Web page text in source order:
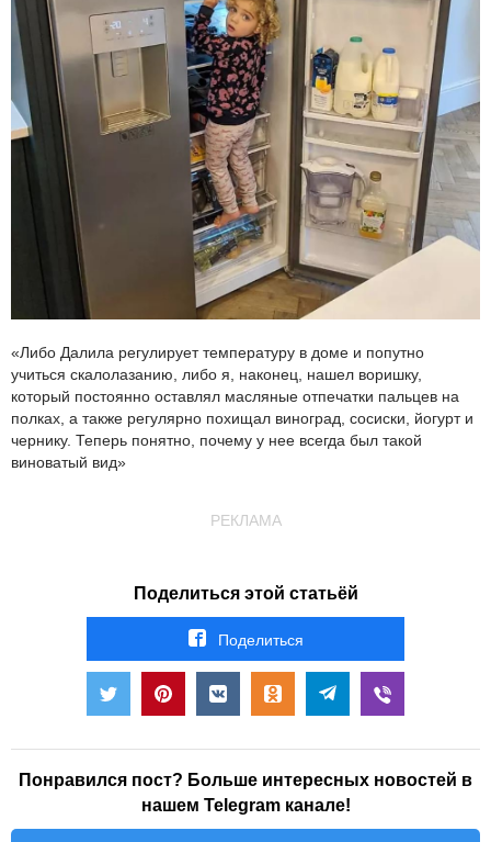
«Либо Далила регулирует температуру в доме и попутно
учиться скалолазанию, либо я, наконец, нашел воришку,
который постоянно оставлял масляные отпечатки пальцев на
полках, а также регулярно похищал виноград, сосиски, йогурт и
чернику. Теперь понятно, почему у нее всегда был такой
виноватый вид»
РЕКЛАМА
Поделиться этой статьёй
Поделиться
Понравился пост? Больше интересных новостей в
нашем Telegram канале!